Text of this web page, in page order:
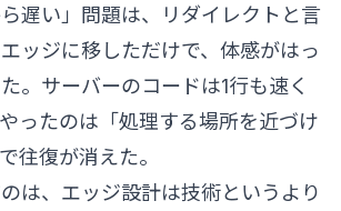
遅い」問題は、リダイレクトと言
ッジに移しただけで、体感がはっ
。サーバーのコードは1行も速く
ったのは「処理する場所を近づけ
往復が消えた。
は、エッジ設計は技術というより